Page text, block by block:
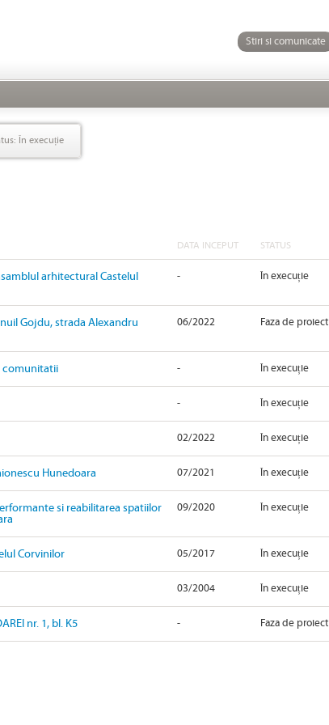
Stiri si comunicate
În execuție
DATA INCEPUT STATUS
arhitectural Castelul
- În execuție
Gojdu, strada Alexandru
06/2022 Faza de proiect
comunitatii - În execuție
- În execuție
02/2022 În execuție
Hunedoara 07/2021 În execuție
si reabilitarea spatiilor
09/2020 În execuție
Corvinilor 05/2017 În execuție
03/2004 În execuție
nr. 1, bl. K5 - Faza de proiect